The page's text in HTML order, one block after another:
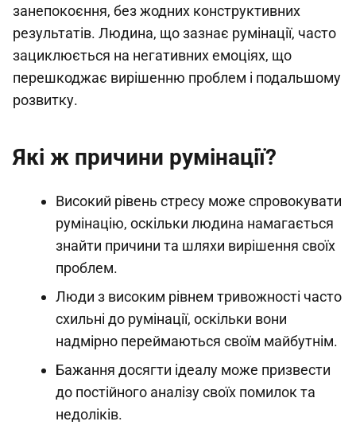
занепокоєння, без жодних конструктивних
результатів. Людина, що зазнає румінації, часто
зациклюється на негативних емоціях, що
перешкоджає вирішенню проблем і подальшому
розвитку.
Які ж причини румінації?
Високий рівень стресу може спровокувати
румінацію, оскільки людина намагається
знайти причини та шляхи вирішення своїх
проблем.
Люди з високим рівнем тривожності часто
схильні до румінації, оскільки вони
надмірно переймаються своїм майбутнім.
Бажання досягти ідеалу може призвести
до постійного аналізу своїх помилок та
недоліків.